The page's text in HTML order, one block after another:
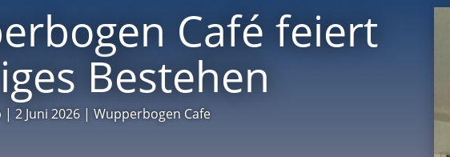
Café feiert
Bestehen
|2 Juni 2026 |Wupperbogen Cafe